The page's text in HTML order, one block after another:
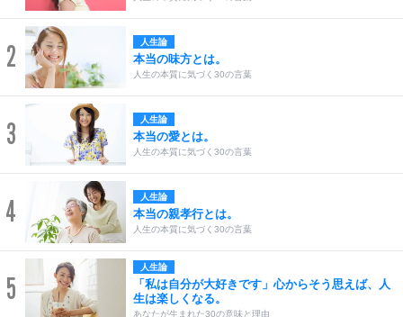
2 人生論
本当の味方とは。
人生の本質に気づく30の言葉
3 人生論
本当の愛とは。
人生の本質に気づく30の言葉
4 人生論
本当の親孝行とは。
人生の本質に気づく30の言葉
5
人生論
「私は自分が大好きです」心からそう思えば、人
生は楽しくなる。
あなたが生まれた30の意味と理由